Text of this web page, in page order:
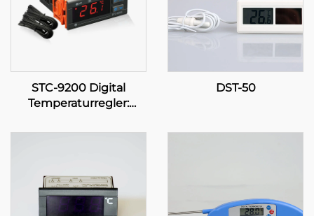
STC-9200 Digital
Temperaturregler:
temperaturkontroll för
tillämpningar
DST-50